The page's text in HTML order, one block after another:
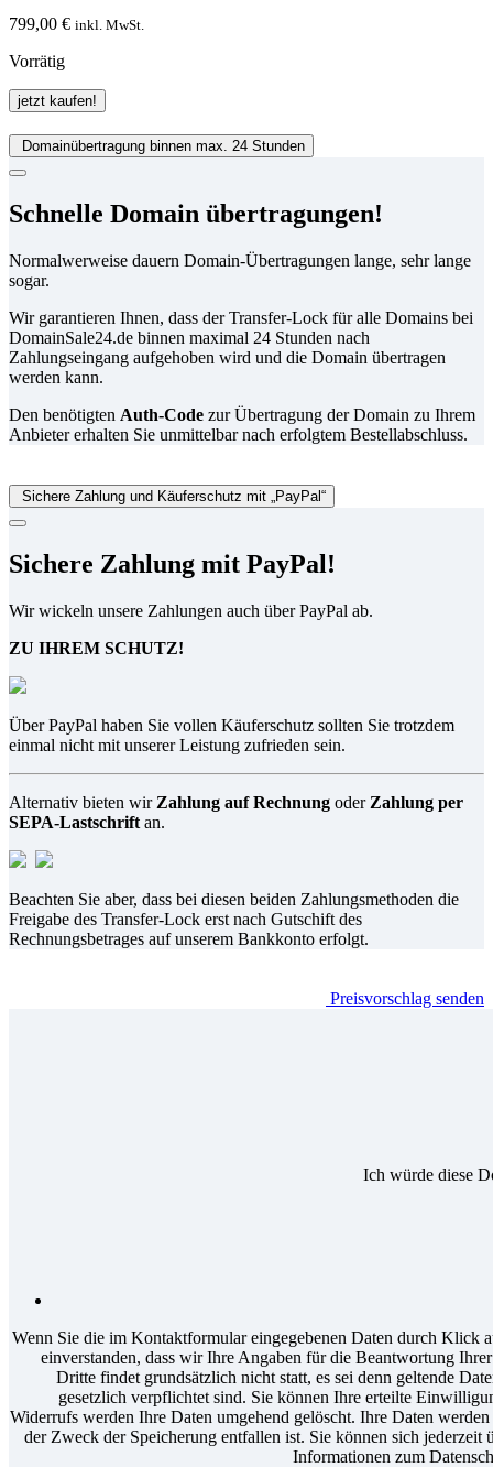
799,00 € inkl. MwSt.
Vorrätig
eliteusa.de
Menge
jetzt kaufen!
Domainübertragung binnen max. 24 Stunden
Schnelle Domain übertragungen!
Normalwerweise dauern Domain-Übertragungen lange, sehr lange
sogar.
Wir garantieren Ihnen, dass der Transfer-Lock für alle Domains bei
DomainSale24.de binnen maximal 24 Stunden nach
Zahlungseingang aufgehoben wird und die Domain übertragen
werden kann.
Den benötigten Auth-Code zur Übertragung der Domain zu Ihrem
Anbieter erhalten Sie unmittelbar nach erfolgtem Bestellabschluss.
Sichere Zahlung und Käuferschutz mit „PayPal“
Sichere Zahlung mit PayPal!
Wir wickeln unsere Zahlungen auch über PayPal ab.
ZU IHREM SCHUTZ!
Über PayPal haben Sie vollen Käuferschutz sollten Sie trotzdem
einmal nicht mit unserer Leistung zufrieden sein.
Alternativ bieten wir Zahlung auf Rechnung oder Zahlung per
SEPA-Lastschrift an.
Beachten Sie aber, dass bei diesen beiden Zahlungsmethoden die
Freigabe des Transfer-Lock erst nach Gutschift des
Rechnungsbetrages auf unserem Bankkonto erfolgt.
Preisvorschlag senden
Ich würde diese
Wenn Sie die im Kontaktformular eingegebenen Daten durch Klick
einverstanden, dass wir Ihre Angaben für die Beantwortung
Dritte findet grundsätzlich nicht statt, es sei denn geltende
gesetzlich verpflichtet sind. Sie können Ihre erteilte
Widerrufs werden Ihre Daten umgehend gelöscht. Ihre Daten
der Zweck der Speicherung entfallen ist. Sie können sich
Informationen zum